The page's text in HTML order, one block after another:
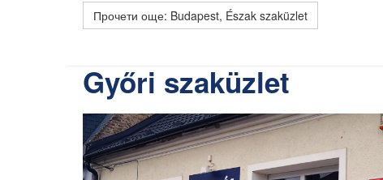
Прочети още: Budapest, Észak szaküzlet
Győri szaküzlet